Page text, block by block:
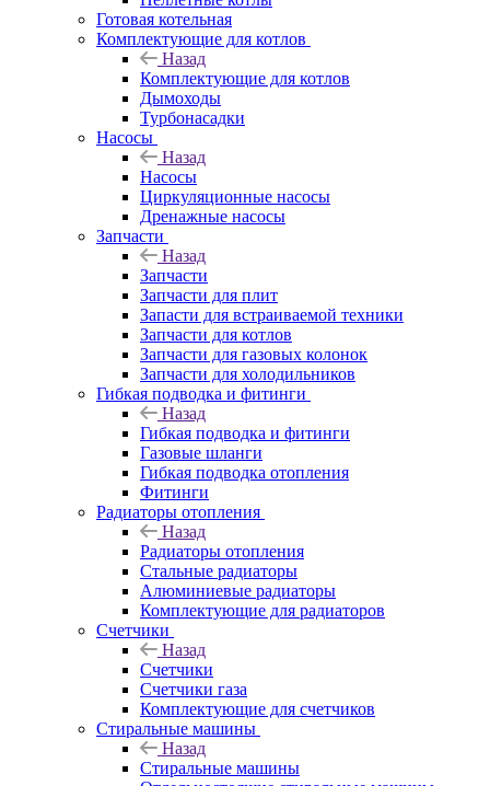
Готовая котельная
Комплектующие для котлов
Назад
Комплектующие для котлов
Дымоходы
Турбонасадки
Насосы
Назад
Насосы
Циркуляционные насосы
Дренажные насосы
Запчасти
Назад
Запчасти
Запчасти для плит
Запасти для встраиваемой техники
Запчасти для котлов
Запчасти для газовых колонок
Запчасти для холодильников
Гибкая подводка и фитинги
Назад
Гибкая подводка и фитинги
Газовые шланги
Гибкая подводка отопления
Фитинги
Радиаторы отопления
Назад
Радиаторы отопления
Стальные радиаторы
Алюминиевые радиаторы
Комплектующие для радиаторов
Счетчики
Назад
Счетчики
Счетчики газа
Комплектующие для счетчиков
Стиральные машины
Назад
Стиральные машины